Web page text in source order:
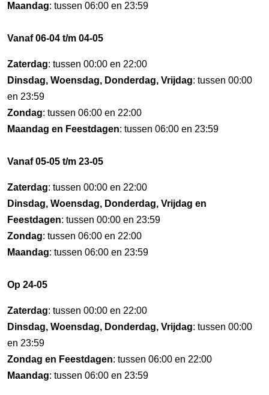
Maandag: tussen 06:00 en 23:59
Vanaf 06-04 t/m 04-05
Zaterdag: tussen 00:00 en 22:00
Dinsdag, Woensdag, Donderdag, Vrijdag: tussen 00:00
en 23:59
Zondag: tussen 06:00 en 22:00
Maandag en Feestdagen: tussen 06:00 en 23:59
Vanaf 05-05 t/m 23-05
Zaterdag: tussen 00:00 en 22:00
Dinsdag, Woensdag, Donderdag, Vrijdag en
Feestdagen: tussen 00:00 en 23:59
Zondag: tussen 06:00 en 22:00
Maandag: tussen 06:00 en 23:59
Op 24-05
Zaterdag: tussen 00:00 en 22:00
Dinsdag, Woensdag, Donderdag, Vrijdag: tussen 00:00
en 23:59
Zondag en Feestdagen: tussen 06:00 en 22:00
Maandag: tussen 06:00 en 23:59